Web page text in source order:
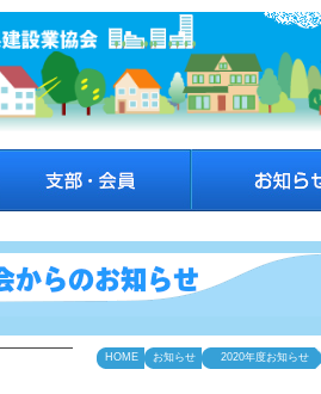
HOME お知らせ 2020年度お知らせ